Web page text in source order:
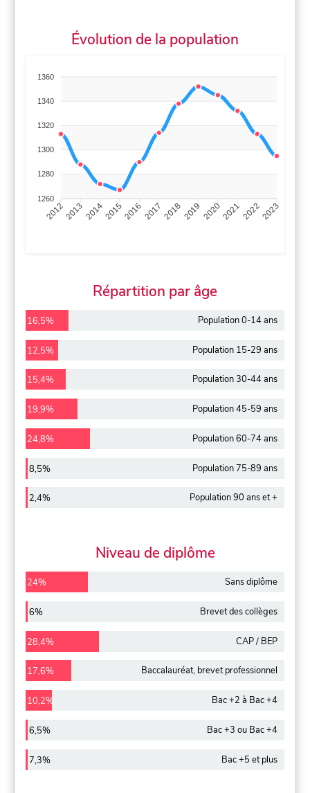
Évolution de la population
1360
1340
1320
1300
1280
1260
201220132014201520162017 20182019 2020202120222023
Répartition par âge
16,5% Population 0-14 ans
12,5% Population 15-29 ans
15,4% Population 30-44 ans
19,9% Population 45-59 ans
24,8% Population 60-74 ans
8,5% Population 75-89 ans
2,4% Population 90 ans et +
Niveau de diplôme
24% Sans diplôme
6% Brevet des collèges
28,4% CAP / BEP
17,6% Baccalauréat, brevet professionnel
10,2% Bac +2 à Bac +4
6,5% Bac +3 ou Bac +4
7,3% Bac +5 et plus